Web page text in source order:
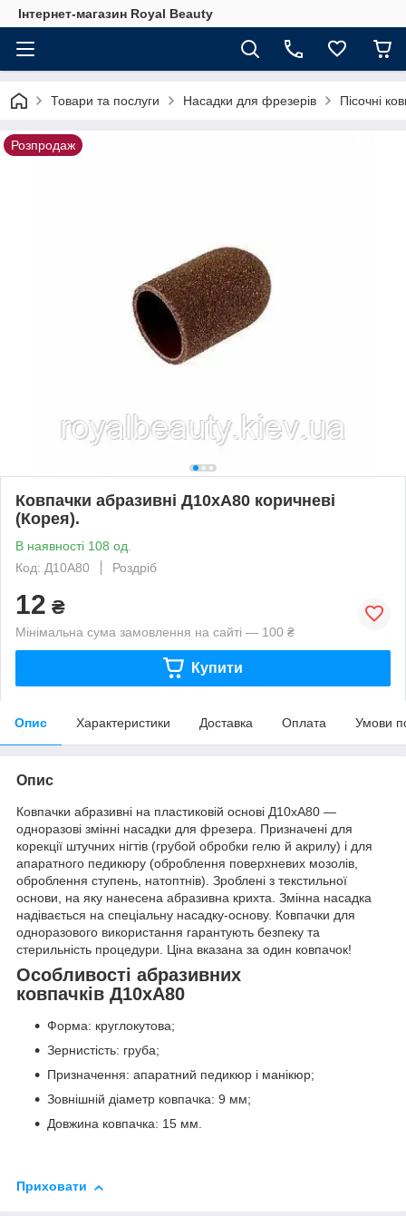
Інтернет-магазин Royal Beauty
Товари та послуги Насадки для фрезерів Пісочні
Розпродаж
Ковпачки абразивні Д10хА80 коричневі
(Корея).
В наявності 108 од.
Код: Д10А80
Роздріб
12 ₴
Мінімальна сума замовлення на сайті — 100 ₴
Купити
Опис Характеристики Доставка Оплата Умови
Опис
Ковпачки абразивні на пластиковій основі Д10хА80 —
одноразові змінні насадки для фрезера. Призначені для
корекції штучних нігтів (грубой обробки гелю й акрилу) і для
апаратного педикюру (оброблення поверхневих мозолів,
оброблення ступень, натоптнів). Зроблені з текстильної
основи, на яку нанесена абразивна крихта. Змінна насадка
надівається на спеціальну насадку-основу. Ковпачки для
одноразового використання гарантують безпеку та
стерильність процедури. Ціна вказана за один ковпачок!
Особливості абразивних
ковпачків Д10хА80
Форма: круглокутова;
Зернистість: груба;
Призначення: апаратний педикюр і манікюр;
Зовнішній діаметр ковпачка: 9 мм;
Довжина ковпачка: 15 мм.
Приховати